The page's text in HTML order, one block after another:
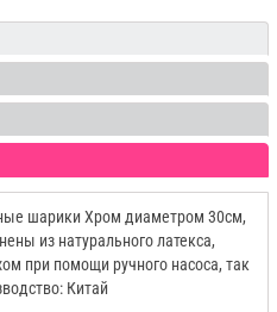
шарики Хром диаметром 30см,
из натурального латекса,
при помощи ручного насоса, так
Китай